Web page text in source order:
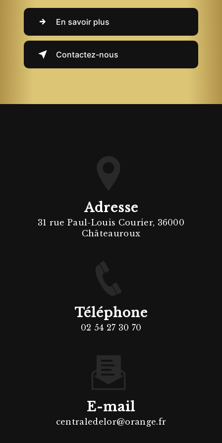
En savoir plus
Contactez-nous
Adresse
31 rue Paul-Louis Courier, 36000
Châteauroux
Téléphone
02 54 27 30 70
E-mail
centraledelor@orange.fr